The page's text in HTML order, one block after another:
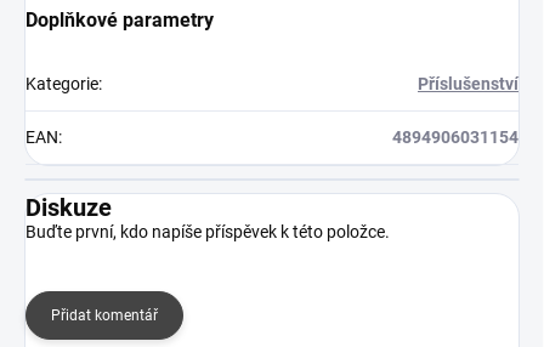
Doplňkové parametry
Kategorie: Příslušenství
EAN: 4894906031154
Diskuze
Buďte první, kdo napíše příspěvek k této položce.
Přidat komentář